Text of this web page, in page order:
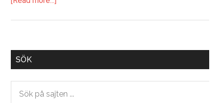
gång
Dalarö
Primary
Sidebar
SÖK